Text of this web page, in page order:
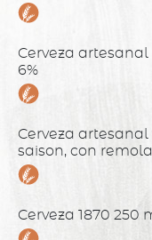
Cerveza
6%
Cerveza
saison, con
Cerveza 1870 250